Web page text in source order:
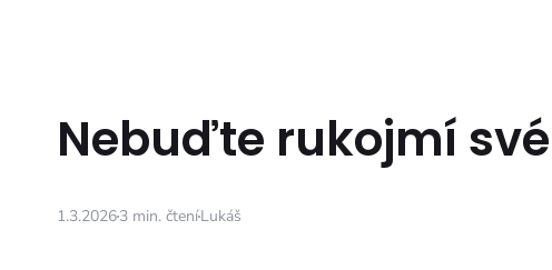
Nebuďte rukojmí
1.3.20263 min. čteníLukáš